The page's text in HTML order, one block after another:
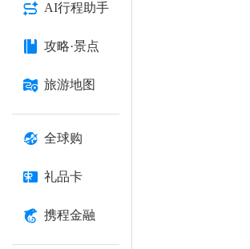
AI行程助手
攻略·景点
旅游地图
全球购
礼品卡
携程金融